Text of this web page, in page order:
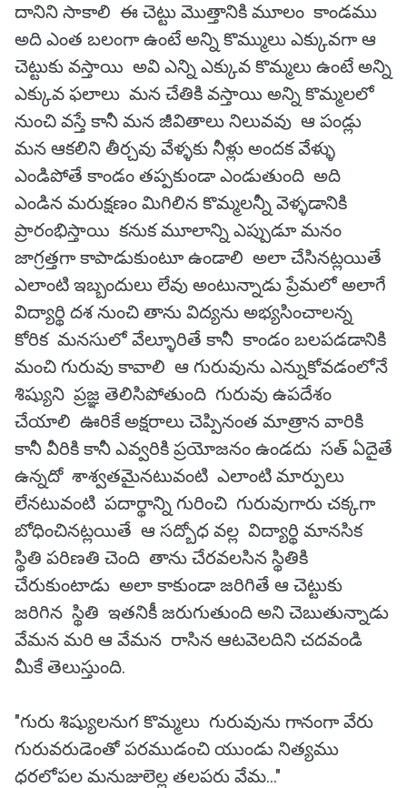
దానిని సాకాలి ఈ చెట్టు మొత్తానికి మూలం కాండము
అది ఎంత బలంగా ఉంటే అన్ని కొమ్ములు ఎక్కువగా ఆ
చెట్టుకు వస్తాయి అవి ఎన్ని ఎక్కువ కొమ్మలు ఉంటే అన్ని
ఎక్కువ ఫలాలు మన చేతికి వస్తాయి అన్ని కొమ్మలలో
నుంచి వస్తే కానీ మన జీవితాలు నిలువవు ఆ పండ్లు
మన ఆకలిని తీర్చవు వేళ్ళకు నీళ్లు అందక వేళ్ళు
ఎండిపోతే కాండం తప్పకుండా ఎండుతుంది అది
ఎండిన మరుక్షణం మిగిలిన కొమ్మలన్నీ వెళ్ళడానికి
ప్రారంభిస్తాయి కనుక మూలాన్ని ఎప్పుడూ మనం
జాగ్రత్తగా కాపాడుకుంటూ ఉండాలి అలా చేసినట్లయితే
ఎలాంటి ఇబ్బందులు లేవు అంటున్నాడు ప్రేమలో అలాగే
విద్యార్థి దశ నుంచి తాను విద్యను అభ్యసించాలన్న
కోరిక మనసులో వేల్ళూరితే కానీ కాండం బలపడడానికి
మంచి గురువు కావాలి ఆ గురువును ఎన్నుకోవడంలోనే
శిష్యుని ప్రజ్ఞ తెలిసిపోతుంది గురువు ఉపదేశం
చేయాలి ఊరికే అక్షరాలు చెప్పినంత మాత్రాన వారికి
కానీ వీరికి కానీ ఎవ్వరికి ప్రయోజనం ఉండదు సత్ ఏదైతే
ఉన్నదో శాశ్వతమైనటువంటి ఎలాంటి మార్పులు
లేనటువంటి పదార్థాన్ని గురించి గురువుగారు చక్కగా
బోధించినట్లయితే ఆ సద్బోధ వల్ల విద్యార్థి మానసిక
స్థితి పరిణతి చెంది తాను చేరవలసిన స్థితికి
చేరుకుంటాడు అలా కాకుండా జరిగితే ఆ చెట్టుకు
జరిగిన స్థితి ఇతనికీ జరుగుతుంది అని చెబుతున్నాడు
వేమన మరి ఆ వేమన రాసిన ఆటవెలదిని చదవండి
మీకే తెలుస్తుంది.
"గురు శిష్యులనుగ కొమ్మలు గురువును గానంగా వేరు
గురువరుడెంతో పరముడంచి యుండు నిత్యము
ధరలోపల మనుజులెల్ల తలపరు వేమ..."